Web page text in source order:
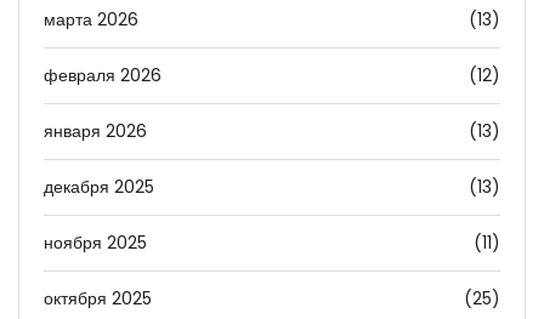
марта 2026 (13)
февраля 2026 (12)
января 2026 (13)
декабря 2025 (13)
ноября 2025 (11)
октября 2025 (25)